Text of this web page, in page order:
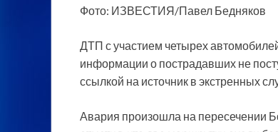
Фото: ИЗВЕСТИЯ/Павел Бедняков
ДТП с участием четырех
информации о пострадавших не
ссылкой на источник в экстренных
Авария произошла на пересечении